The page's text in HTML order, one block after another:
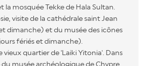
la mosquée Tekke de Hala Sultan.
visite de la cathédrale saint Jean
dimanche) et du musée des icônes
fériés et dimanche).
vieux quartier de 'Laiki Yitonia'. Dans
du musée archéologique de Chypre.